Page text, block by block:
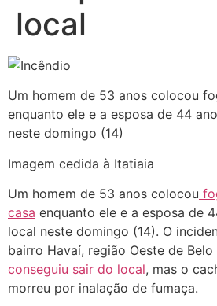
local
Um homem de 53 anos colocou
enquanto ele e a esposa de 44
neste domingo (14)
Imagem cedida à Itatiaia
Um homem de 53 anos colocou
casa enquanto ele e a esposa de
local neste domingo (14). O
bairro Havaí, região Oeste de
conseguiu sair do local, mas o
morreu por inalação de fumaça.